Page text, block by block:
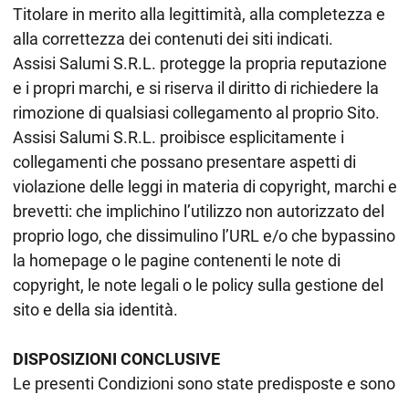
Titolare in merito alla legittimità, alla completezza e
alla correttezza dei contenuti dei siti indicati.
Assisi Salumi S.R.L. protegge la propria reputazione
e i propri marchi, e si riserva il diritto di richiedere la
rimozione di qualsiasi collegamento al proprio Sito.
Assisi Salumi S.R.L. proibisce esplicitamente i
collegamenti che possano presentare aspetti di
violazione delle leggi in materia di copyright, marchi e
brevetti: che implichino l’utilizzo non autorizzato del
proprio logo, che dissimulino l’URL e/o che bypassino
la homepage o le pagine contenenti le note di
copyright, le note legali o le policy sulla gestione del
sito e della sia identità.
DISPOSIZIONI CONCLUSIVE
Le presenti Condizioni sono state predisposte e sono